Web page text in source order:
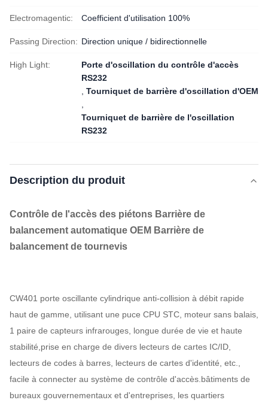
Electromagentic: Coefficient d'utilisation 100%
Passing Direction: Direction unique / bidirectionnelle
High Light:
Porte d'oscillation du contrôle d'accès
RS232
Tourniquet de barrière d'oscillation d'OEM
Tourniquet de barrière de l'oscillation
RS232
Description du produit
Contrôle de l'accès des piétons Barrière de
balancement automatique OEM Barrière de
balancement de tournevis
CW401 porte oscillante cylindrique anti-collision à débit rapide
haut de gamme, utilisant une puce CPU STC, moteur sans balais,
1 paire de capteurs infrarouges, longue durée de vie et haute
stabilité,prise en charge de divers lecteurs de cartes IC/ID,
lecteurs de codes à barres, lecteurs de cartes d'identité, etc.,
facile à connecter au système de contrôle d'accès.bâtiments de
bureaux gouvernementaux et d'entreprises, les quartiers